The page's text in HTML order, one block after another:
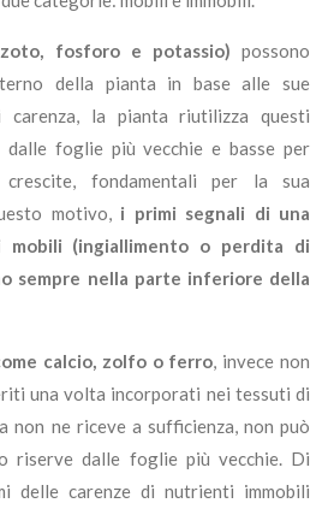
fosforo e potassio) possono
della pianta in base alle sue
carenza, la pianta riutilizza questi
dalle foglie più vecchie e basse per
fondamentali per la sua
motivo, i primi segnali di una
mobili (ingiallimento o perdita di
sempre nella parte inferiore della
calcio, zolfo o ferro, invece non
una volta incorporati nei tessuti di
non ne riceve a sufficienza, non può
riserve dalle foglie più vecchie. Di
delle carenze di nutrienti immobili